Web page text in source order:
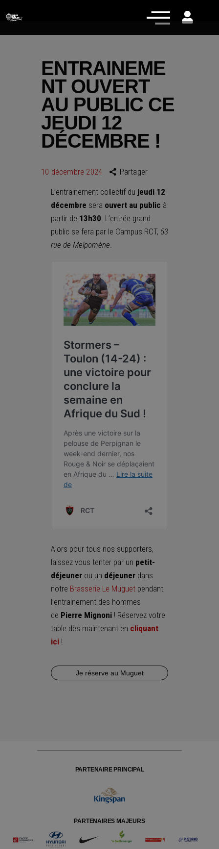
Actualités
Équipe pro
Nos équipes
Fan Zone
ENTRAINEME
NT OUVERT
AU PUBLIC CE
JEUDI 12
DÉCEMBRE !
10 décembre 2024 Partager
L’entrainement collectif du jeudi 12
décembre sera ouvert au public à
partir de 13h30. L’entrée grand
public se fera par le Campus RCT, 53
rue de Melpomène.
Alors pour tous nos supporters,
laissez vous tenter par un petit-
déjeuner ou un déjeuner dans
notre Brasserie Le Muguet pendant
l’entrainement des hommes
de Pierre Mignoni ! Réservez votre
table dès maintenant en cliquant
ici !
Je réserve au Muguet
PARTENAIRE PRINCIPAL
PARTENAIRES MAJEURS